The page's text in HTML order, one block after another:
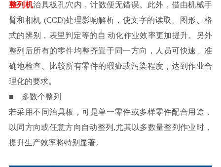
整列机治具板孔穴内，计数便无错误。此外，借由机械手
臂和相机 (CCD)处理影响解析，使文字的读取、图形、格
式的辨别，表里判定等的自 动化作业效率更加提升。另外
整列后所有的零件均整齐置于同一方向，人员可快速、准
确地检查、比较所有零件的瑕疵或污染程度，达到作业合
理化的要求。
■ 多数个整列
若采用不同治具板，可是单一零件或多样零件配合用途，
以同方向或任意方向自动整列 ,尤其以多数量整列作业时，
提升生产效率将特别显著。